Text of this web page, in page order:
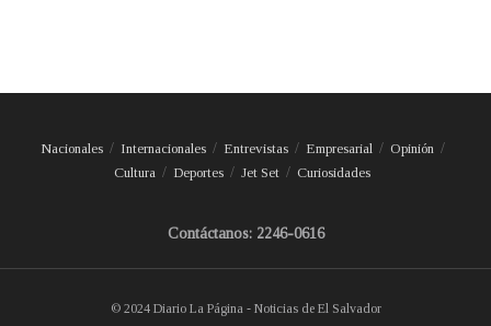
Nacionales Internacionales Entrevistas Empresarial
Opinión
Cultura
Deportes Jet Set Curiosidades
Contáctanos: 2246-0616
© 2024 Diario La Página - Noticias de El Salvador